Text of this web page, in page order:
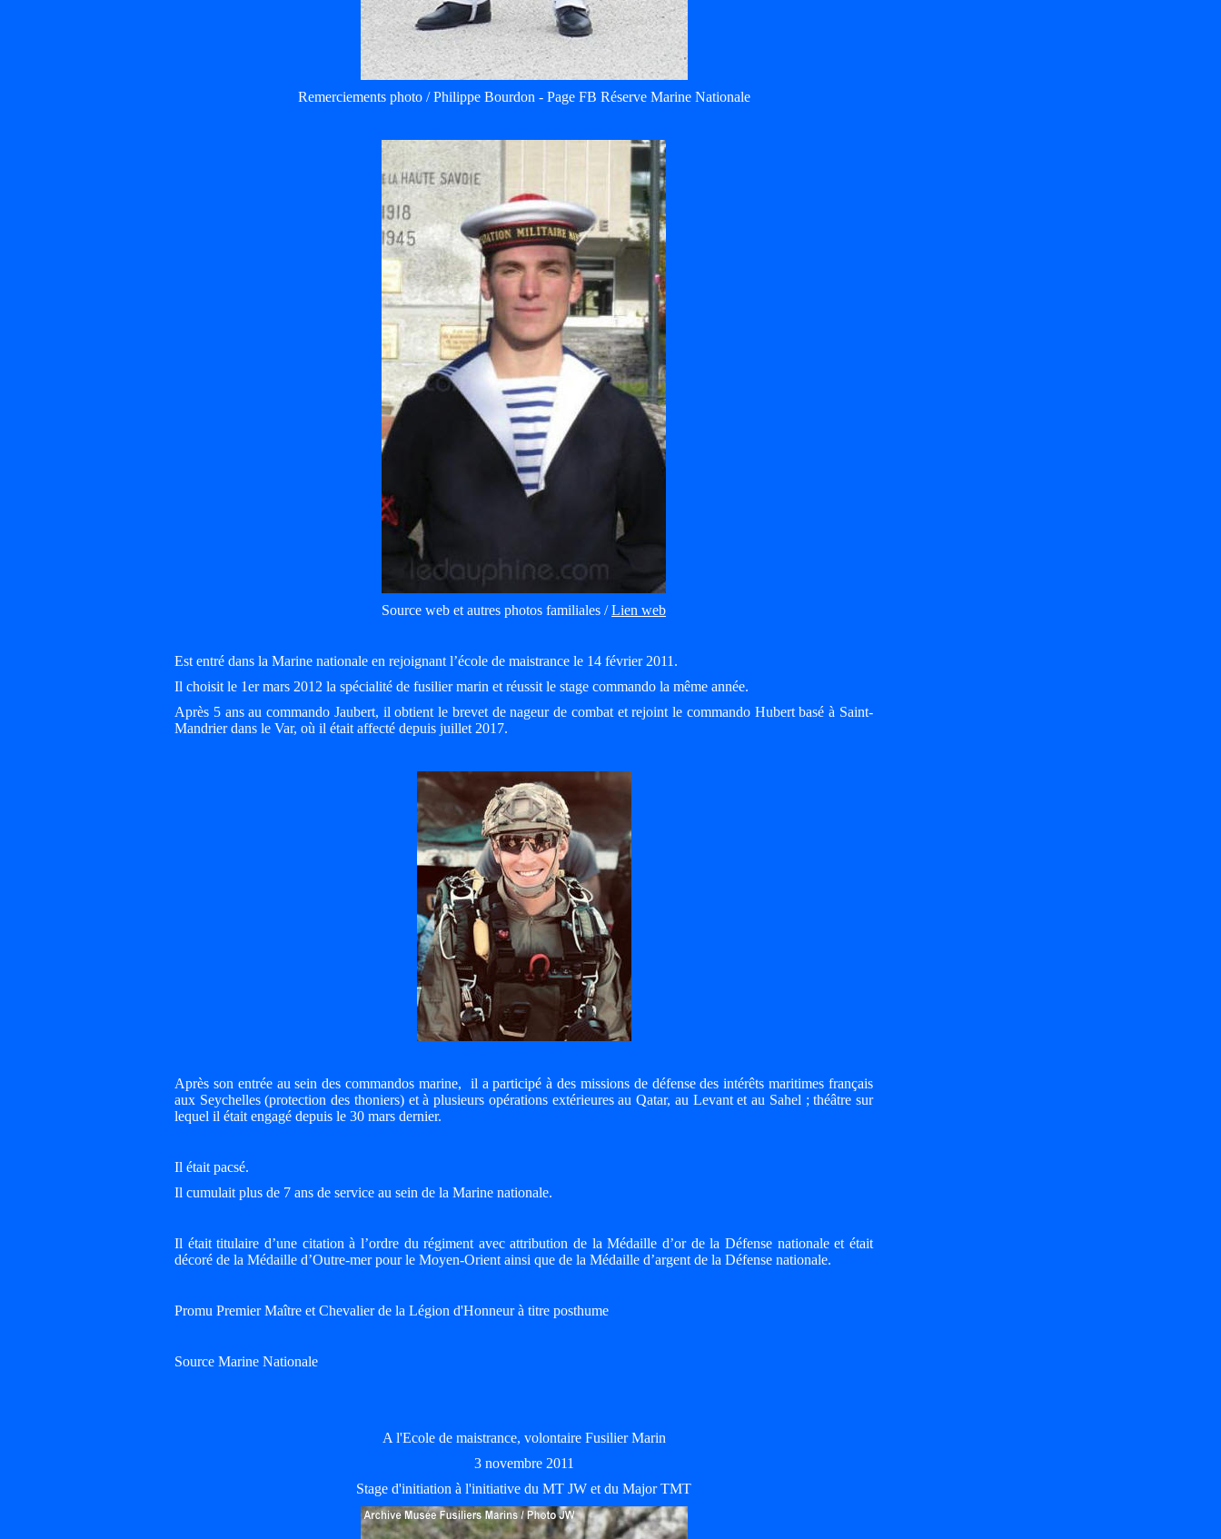
Remerciements photo / Philippe Bourdon - Page FB Réserve Marine Nationale
Source web et autres photos familiales /Lien web
Est entré dans la Marine nationale en rejoignant l’école de maistrance le 14 février 2011.
Il choisit le 1er mars 2012 la spécialité de fusilier marin et réussit le stage commando la même année.
Après 5 ans au commando Jaubert, il obtient le brevet de nageur de combat et rejoint le commando Hubert basé à Saint-
Mandrier dans le Var, où il était affecté depuis juillet 2017.
Après son entrée au sein des commandos marine, il a participé à des missions de défense des intérêts maritimes français
aux Seychelles (protection des thoniers) et à plusieurs opérations extérieures au Qatar, au Levant et au Sahel ; théâtre sur
lequel il était engagé depuis le 30 mars dernier.
Il était pacsé.
Il cumulait plus de 7 ans de service au sein de la Marine nationale.
Il était titulaire d’une citation à l’ordre du régiment avec attribution de la Médaille d’or de la Défense nationale et était
décoré de la Médaille d’Outre-mer pour le Moyen-Orient ainsi que de la Médaille d’argent de la Défense nationale.
Promu Premier Maître et Chevalier de la Légion d'Honneur à titre posthume
Source Marine Nationale
A l'Ecole de maistrance, volontaire Fusilier Marin
3 novembre 2011
Stage d'initiation à l'initiative du MT JW et du Major TMT